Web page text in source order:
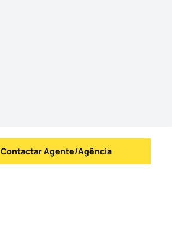
Enviar mensagem
Contactar Agente/Agência